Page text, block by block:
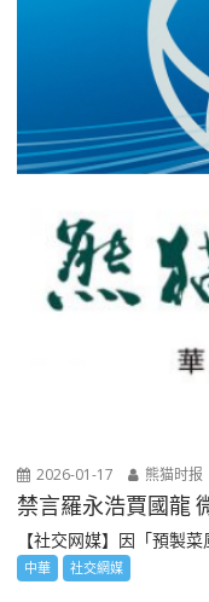
2026-01-17 熊猫时报
禁言羅永浩賈國龍
【社交网媒】因「預製
中華 社交網媒